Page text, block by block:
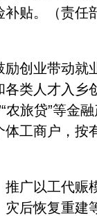
补贴。（责任
业带动就业
各类人才入
农旅贷”等金
体工商户，按
以工代赈模
灾后恢复重建